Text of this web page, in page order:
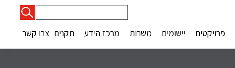
פרויקטים יישומים משרות מרכז הידע תקנים צרו קשר